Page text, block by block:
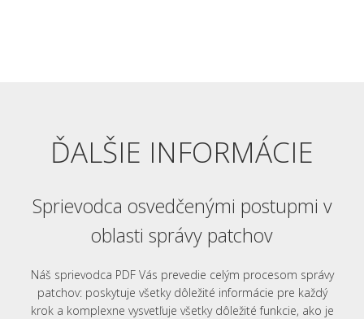
ĎALŠIE INFORMÁCIE
Sprievodca osvedčenými postupmi v
oblasti správy patchov
Náš sprievodca PDF Vás prevedie celým procesom správy
patchov: poskytuje všetky dôležité informácie pre každý
krok a komplexne vysvetľuje všetky dôležité funkcie, ako je